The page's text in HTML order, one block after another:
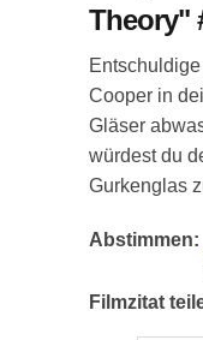
Theory"
Cooper in
Gläser
würdest du
Gurkenglas
Abstimmen:
Filmzitat